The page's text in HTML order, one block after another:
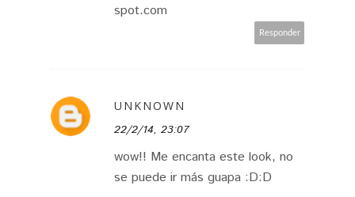
spot.com
Responder
UNKNOWN
22/2/14, 23:07
wow!! Me encanta este look, no
se puede ir más guapa :D:D